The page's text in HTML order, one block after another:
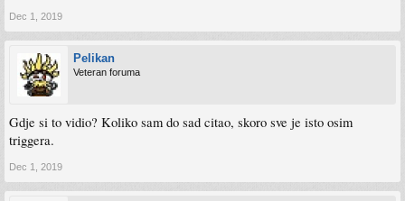
Dec 1, 2019
Pelikan
Veteran foruma
Gdje si to vidio? Koliko sam do sad citao, skoro sve je isto osim
triggera.
Dec 1, 2019